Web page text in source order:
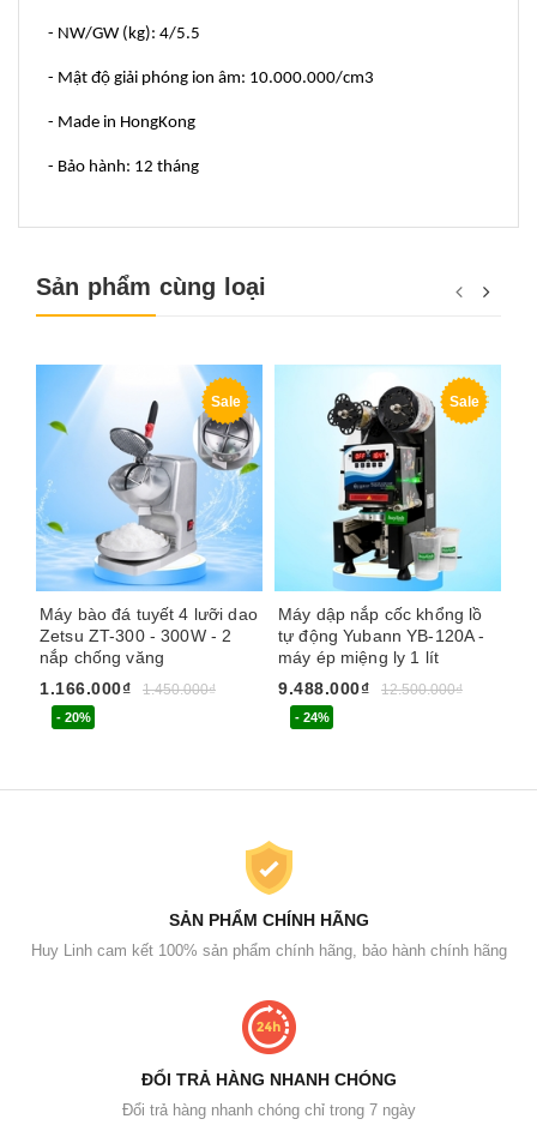
- NW/GW (kg): 4/5.5
- Mật độ giải phóng ion âm: 10.000.000/cm3
- Made in HongKong
- Bảo hành: 12 tháng
Sản phẩm cùng loại
Sale
Máy bào đá tuyết 4 lưỡi dao
Zetsu ZT-300 - 300W - 2
nắp chống văng
1.166.000₫
1.450.000₫
- 20%
Sale
Máy dập nắp cốc khổng lồ
tự động Yubann YB-120A -
máy ép miệng ly 1 lít
9.488.000₫
12.500.000₫
- 24%
SẢN PHẨM CHÍNH HÃNG
Huy Linh cam kết 100% sản phẩm chính hãng, bảo hành chính hãng
ĐỔI TRẢ HÀNG NHANH CHÓNG
Đổi trả hàng nhanh chóng chỉ trong 7 ngày